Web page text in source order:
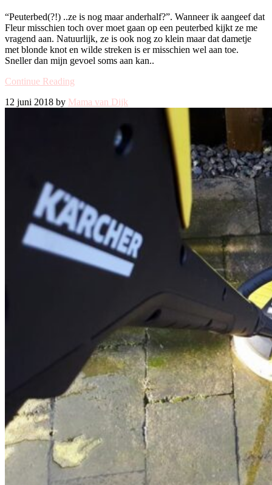
“Peuterbed(?!) ..ze is nog maar anderhalf?”. Wanneer ik aangeef dat
Fleur misschien toch over moet gaan op een peuterbed kijkt ze me
vragend aan. Natuurlijk, ze is ook nog zo klein maar dat dametje
met blonde knot en wilde streken is er misschien wel aan toe.
Sneller dan mijn gevoel soms aan kan..
Continue Reading
12 juni 2018 by Mama van Dijk